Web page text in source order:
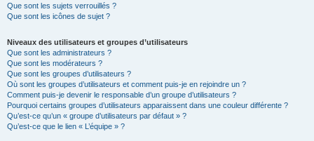
Que sont les sujets verrouillés ?
Que sont les icônes de sujet ?
Niveaux des utilisateurs et groupes d’utilisateurs
Que sont les administrateurs ?
Que sont les modérateurs ?
Que sont les groupes d’utilisateurs ?
Où sont les groupes d’utilisateurs et comment puis-je en rejoindre un ?
Comment puis-je devenir le responsable d’un groupe d’utilisateurs ?
Pourquoi certains groupes d’utilisateurs apparaissent dans une couleur différente ?
Qu’est-ce qu’un « groupe d’utilisateurs par défaut » ?
Qu’est-ce que le lien « L’équipe » ?